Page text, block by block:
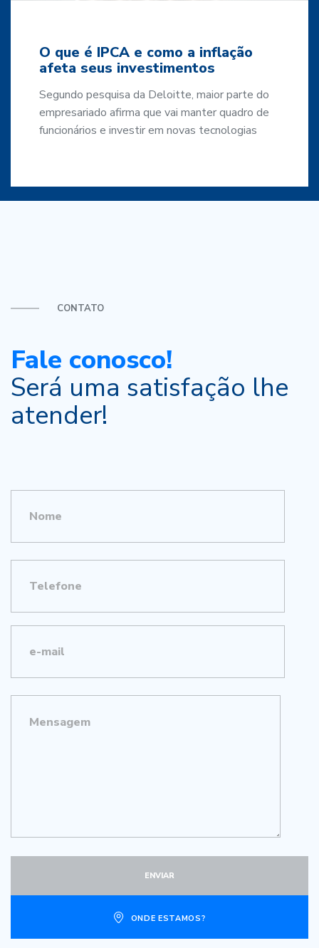
O que é IPCA e como a inflação
afeta seus investimentos
Segundo pesquisa da Deloitte, maior parte do
empresariado afirma que vai manter quadro de
funcionários e investir em novas tecnologias
CONTATO
Fale conosco!
Será uma satisfação lhe
atender!
ONDE ESTAMOS?